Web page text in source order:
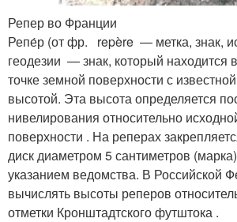
Репер во Франции
Репе́р (от фр. repère — метка, знак,
геодезии — знак, который находится
точке земной поверхности с
высотой. Эта высота определяется
нивелирования относительно
поверхности . На реперах
диск диаметром 5 сантиметров
указанием ведомства. В Российской
вычислять высоты реперов
отметки Кронштадтского футштока .